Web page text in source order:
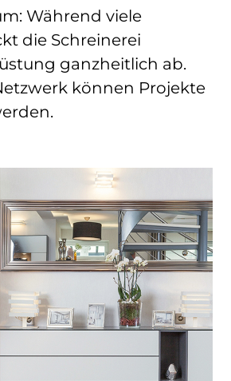
Während viele
die Schreinerei
ganzheitlich ab.
können Projekte